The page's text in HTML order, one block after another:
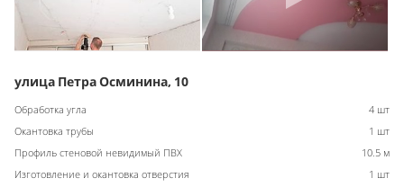
улица Петра Осминина, 10
Обработка угла
4 шт
Окантовка трубы
1 шт
Профиль стеновой невидимый ПВХ
10.5 м
Изготовление и окантовка отверстия
1 шт